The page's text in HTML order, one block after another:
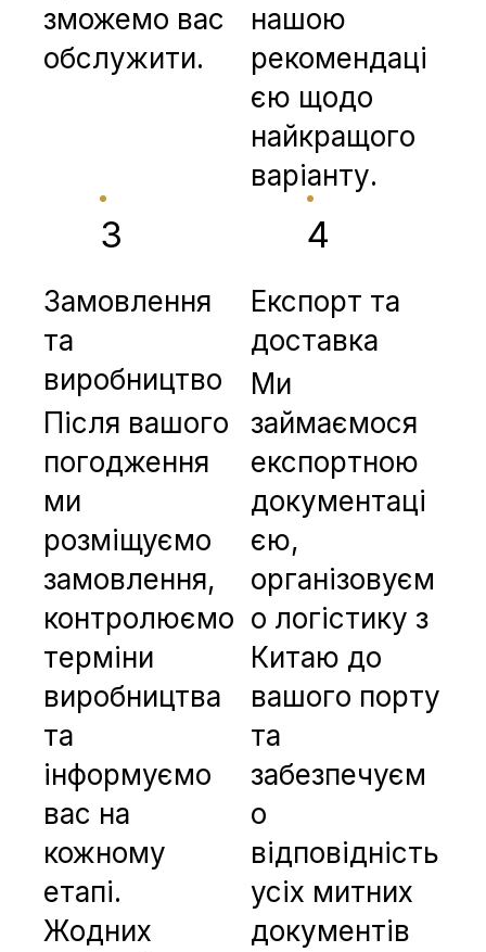
зможемо вас
обслужити.
нашою
рекомендаці
єю щодо
найкращого
варіанту.
3
Замовлення
та
виробництво
Після вашого
погодження
ми
розміщуємо
замовлення,
контролюємо
терміни
виробництва
та
інформуємо
вас на
кожному
етапі.
Жодних
4
Експорт та
доставка
Ми
займаємося
експортною
документаці
єю,
організовуєм
о логістику з
Китаю до
вашого порту
та
забезпечуєм
о
відповідність
усіх митних
документів